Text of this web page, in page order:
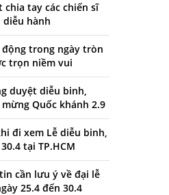
chia tay các chiến sĩ
hành
động trong ngày tròn
trọn niềm vui
duyệt diễu binh,
Quốc khánh 2.9
đi xem Lễ diễu binh,
tại TP.HCM
cần lưu ý về đại lễ
25.4 đến 30.4